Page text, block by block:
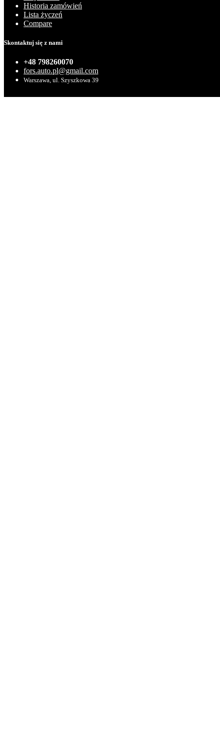
Historia zamówień
Lista życzeń
Compare
Skontaktuj się z nami
+48 798260070
fors.auto.pl@gmail.com
Warszawa, ul. Szyszkowa 39